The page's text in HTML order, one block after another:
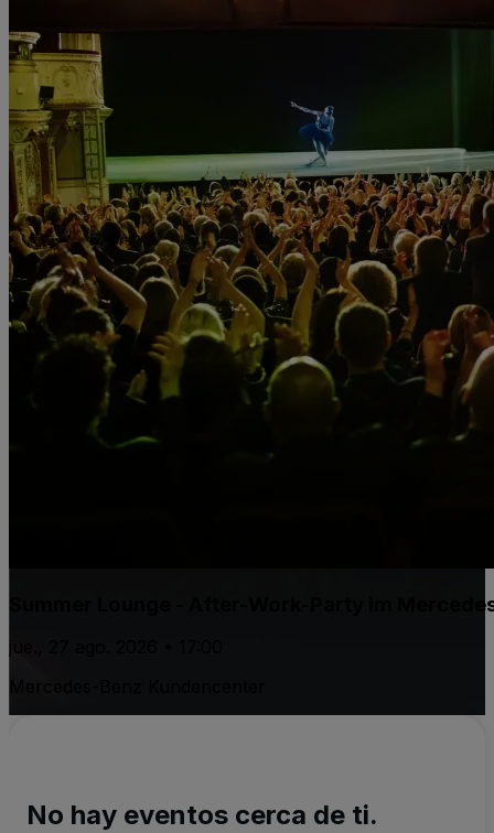
Summer Lounge - After-Work-Party im
No hay eventos cerca de ti.